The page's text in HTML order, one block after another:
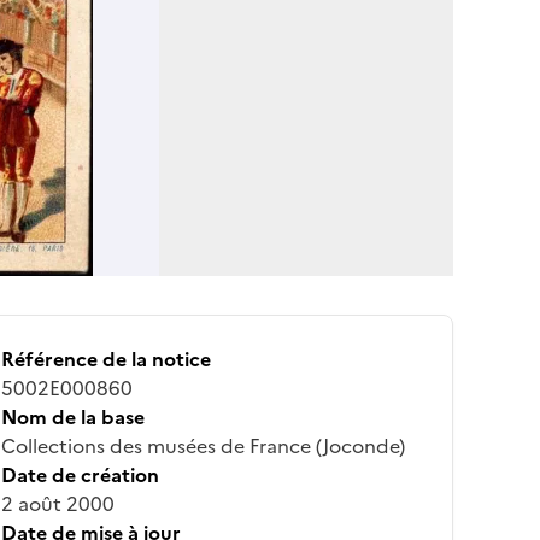
Référence de la notice
5002E000860
Nom de la base
Collections des musées de France (Joconde)
Date de création
2 août 2000
Date de mise à jour